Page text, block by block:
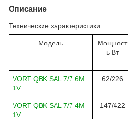
Описание
Технические характеристики:
Модель
Мощност
ь Вт
VORT QBK SAL 7/7 6M
1V
62/226
VORT QBK SAL 7/7 4M
1V
147/422